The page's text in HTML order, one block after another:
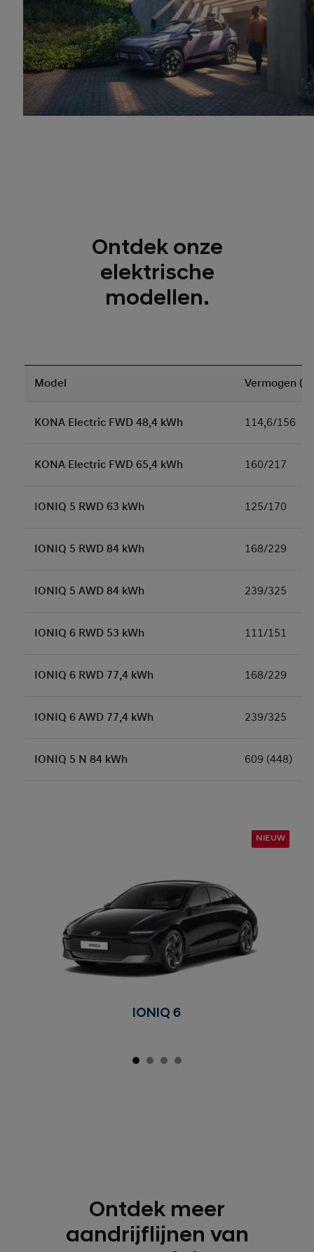
Ontdek onze
elektrische
modellen.
Model Vermogen
KONA Electric FWD 48,4 kWh 114,6/156
KONA Electric FWD 65,4 kWh 160/217
IONIQ 5 RWD 63 kWh 125/170
IONIQ 5 RWD 84 kWh 168/229
IONIQ 5 AWD 84 kWh 239/325
IONIQ 6 RWD 53 kWh 111/151
IONIQ 6 RWD 77,4 kWh 168/229
IONIQ 6 AWD 77,4 kWh 239/325
IONIQ 5 N 84 kWh 609 (448)
NIEUW
IONIQ 6
Ontdek meer
aandrijflijnen van